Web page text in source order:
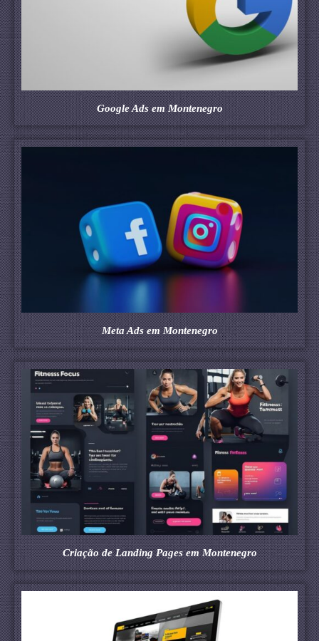
Google Ads em Montenegro
Meta Ads em Montenegro
Criação de Landing Pages em Montenegro